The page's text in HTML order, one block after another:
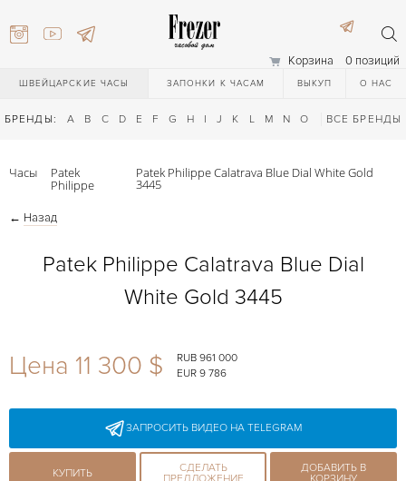
Корзина 0 позиций
ШВЕЙЦАРСКИЕ ЧАСЫ ЗАПОНКИ К ЧАСАМ ВЫКУП О НАС
БРЕНДЫ: A B C D E F G H I J K L M N O Q R S T
ВСЕ БРЕНДЫ
27-44
Часы Patek
Philippe
Patek Philippe Calatrava Blue Dial White Gold
3445
← Назад
Patek Philippe Calatrava Blue Dial
White Gold 3445
Цена 11 300 $
RUB 961 000
EUR 9 786
ЗАПРОСИТЬ ВИДЕО НА TELEGRAM
КУПИТЬ
СДЕЛАТЬ
ДОБАВИТЬ В